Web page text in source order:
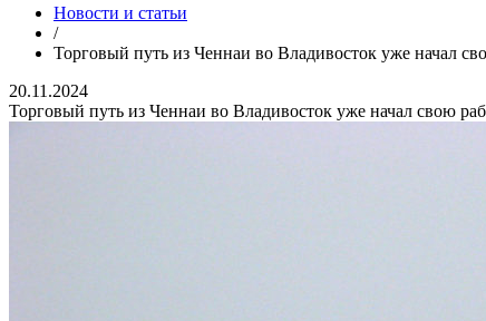
Новости и статьи
/
Торговый путь из Ченнаи во Владивосток уже начал
20.11.2024
Торговый путь из Ченнаи во Владивосток уже начал свою